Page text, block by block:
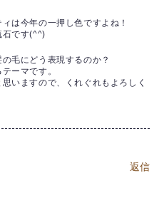
は今年の一押し色ですよね！
石です(^^)
毛にどう表現するのか？
ーマです。
いますので、くれぐれもよろしく
返信